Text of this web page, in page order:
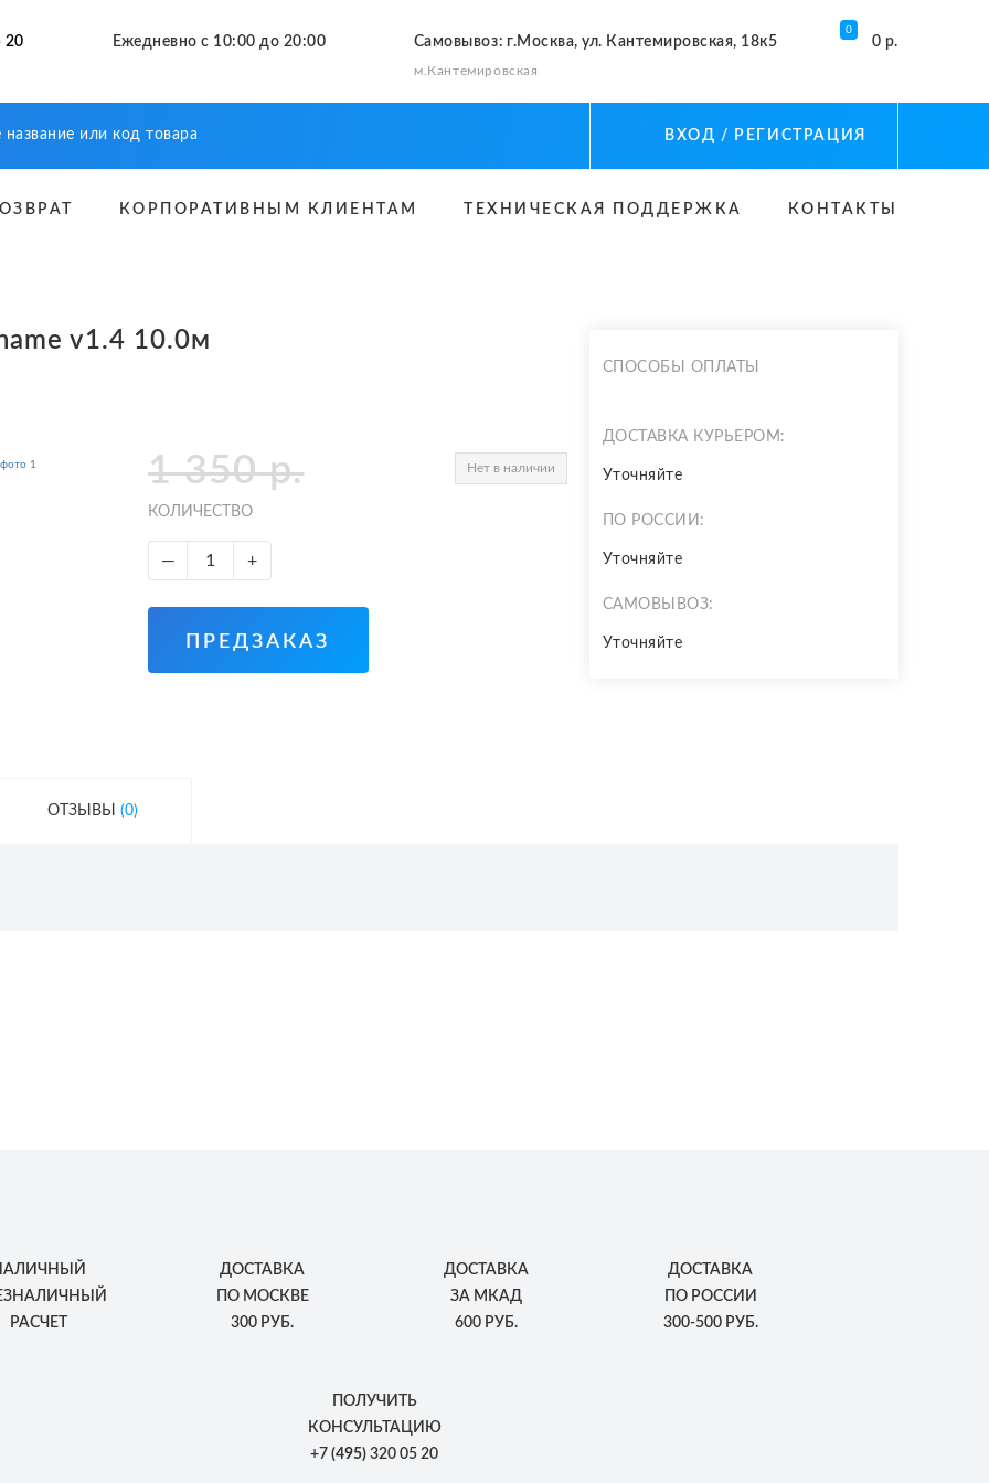
20 Ежедневно с 10:00 до 20:00 Самовывоз: г.Москва, ул. Кантемировская, 18к5
м.Кантемировская
0
0 р.
ВХОД / РЕГИСТРАЦИЯ
КОРПОРАТИВНЫМ КЛИЕНТАМ ТЕХНИЧЕСКАЯ ПОДДЕРЖКА КОНТАКТЫ
v1.4 10.0м
1 350р. Нет в наличии
КОЛИЧЕСТВО
— +
ПРЕДЗАКАЗ
СПОСОБЫ ОПЛАТЫ
ДОСТАВКА КУРЬЕРОМ:
Уточняйте
ПО РОССИИ:
Уточняйте
САМОВЫВОЗ:
Уточняйте
ОТЗЫВЫ (0)
РАСЧЕТ
ДОСТАВКА
ПО МОСКВЕ
300 РУБ.
ДОСТАВКА
ЗА МКАД
600 РУБ.
ДОСТАВКА
ПО РОССИИ
300-500 РУБ.
ПОЛУЧИТЬ
КОНСУЛЬТАЦИЮ
+7 (495) 320 05 20